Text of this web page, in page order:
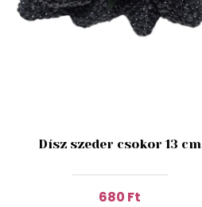
Dísz szeder csokor 13 cm
680 Ft